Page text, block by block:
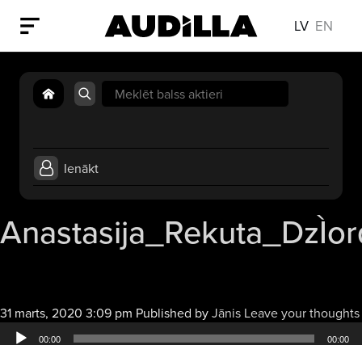
LV EN
Search
for:
Ienākt
31 marts, 2020 3:09 pm Published byJānis Leave your thoughts
00:00 00:00